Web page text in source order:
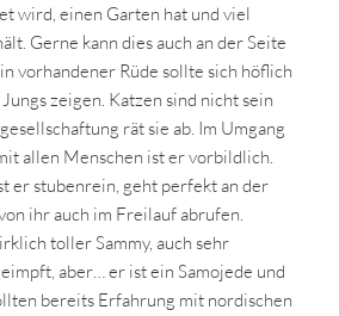
wird, einen Garten hat und viel
Gerne kann dies auch an der Seite
vorhandener Rüde sollte sich höflich
zeigen. Katzen sind nicht sein
rät sie ab. Im Umgang
allen Menschen ist er vorbildlich.
er stubenrein, geht perfekt an der
ihr auch im Freilauf abrufen.
toller Sammy, auch sehr
aber… er ist ein Samojede und
bereits Erfahrung mit nordischen